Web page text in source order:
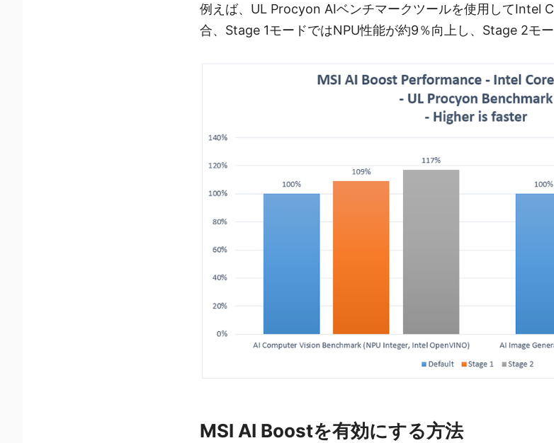
例えば、UL Procyon AIベンチマークツールを使用してIntel
合、Stage 1モードではNPU性能が約9％向上し、Stage 2モー
MSI AI Boostを有効にする方法